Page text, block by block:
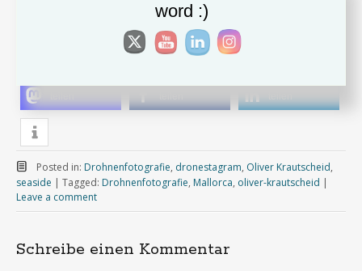
Posted in: Drohnenfotografie, dronestagram, Oliver Krautscheid,
seaside | Tagged: Drohnenfotografie, Mallorca, oliver-krautscheid |
Leave a comment
Schreibe einen Kommentar
word :)